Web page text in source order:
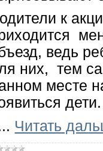
к
ведь
них, тем
месте
дети.
Читать